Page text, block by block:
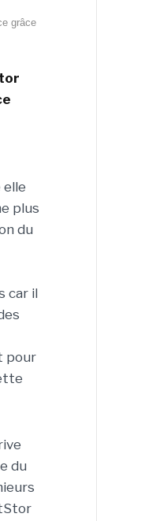
grâce
elle
plus
du
car il
pour
du